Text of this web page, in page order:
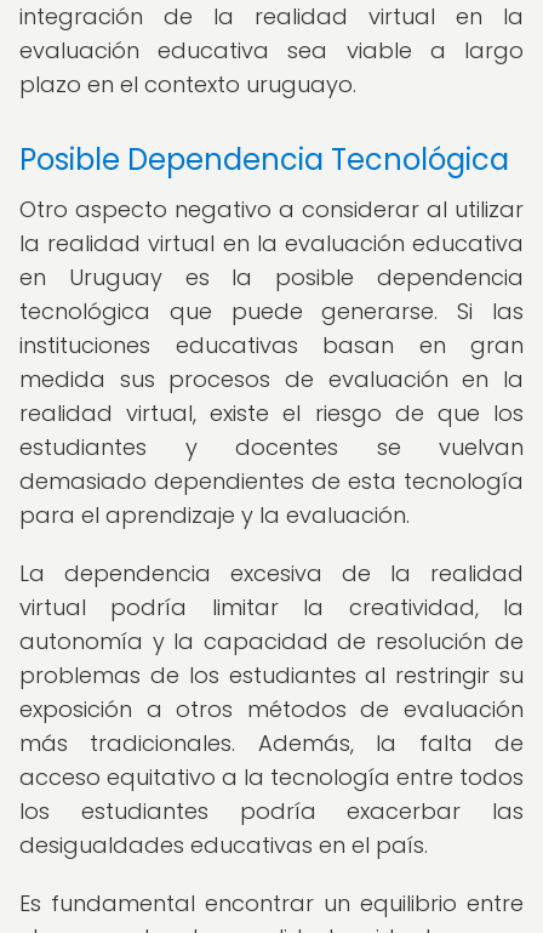
integración de la realidad virtual en la
evaluación educativa sea viable a largo
plazo en el contexto uruguayo.
Posible Dependencia Tecnológica
Otro aspecto negativo a considerar al utilizar
la realidad virtual en la evaluación educativa
en Uruguay es la posible dependencia
tecnológica que puede generarse. Si las
instituciones educativas basan en gran
medida sus procesos de evaluación en la
realidad virtual, existe el riesgo de que los
estudiantes y docentes se vuelvan
demasiado dependientes de esta tecnología
para el aprendizaje y la evaluación.
La dependencia excesiva de la realidad
virtual podría limitar la creatividad, la
autonomía y la capacidad de resolución de
problemas de los estudiantes al restringir su
exposición a otros métodos de evaluación
más tradicionales. Además, la falta de
acceso equitativo a la tecnología entre todos
los estudiantes podría exacerbar las
desigualdades educativas en el país.
Es fundamental encontrar un equilibrio entre